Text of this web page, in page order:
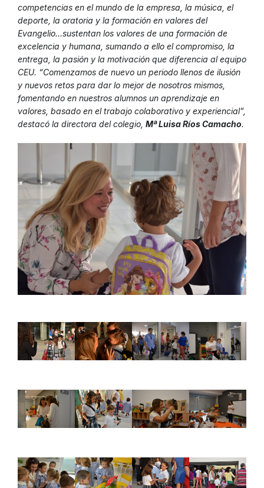
competencias en el mundo de la empresa, la música, el
deporte, la oratoria y la formación en valores del
Evangelio…sustentan los valores de una formación de
excelencia y humana, sumando a ello el compromiso, la
entrega, la pasión y la motivación que diferencia al equipo
CEU. “Comenzamos de nuevo un periodo llenos de ilusión
y nuevos retos para dar lo mejor de nosotros mismos,
fomentando en nuestros alumnos un aprendizaje en
valores, basado en el trabajo colaborativo y experiencial”,
destacó la directora del colegio, Mª Luisa Ríos Camacho.